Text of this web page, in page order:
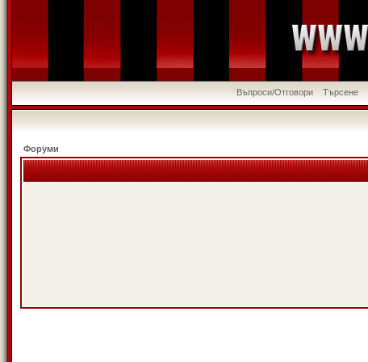
Въпроси/Отговори Търсене
Форуми